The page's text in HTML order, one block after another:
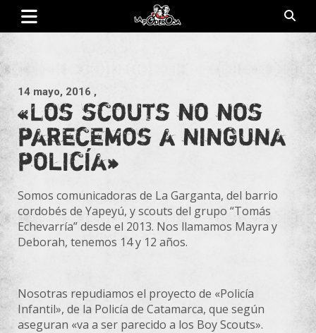
Saltar
contenido
14 mayo, 2016 ,
«Los scouts no nos
parecemos a ninguna
policía»
Somos comunicadoras de La Garganta, del barrio
cordobés de Yapeyú, y scouts del grupo “Tomás
Echevarría” desde el 2013. Nos llamamos Mayra y
Deborah, tenemos 14 y 12 años.
Nosotras repudiamos el proyecto de «Policía
Infantil», de la Policía de Catamarca, que según
aseguran «va a ser parecido a los Boy Scouts».